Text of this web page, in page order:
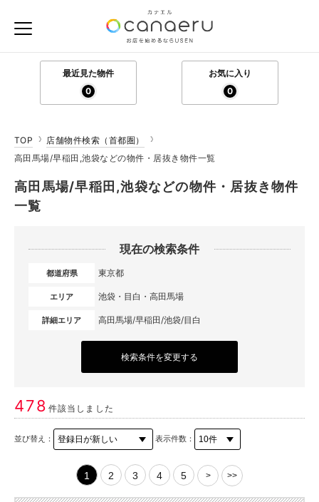
最近見た物件
0
お気に入り
0
TOP
店舗物件検索（首都圏）
高田馬場/早稲田,池袋などの物件・居抜き物件一覧
高田馬場/早稲田,池袋などの物件・居抜き物件
一覧
現在の検索条件
都道府県 東京都
エリア 池袋・目白・高田馬場
詳細エリア 高田馬場/早稲田/池袋/目白
検索条件を変更する
478 件該当しました
並び替え： 表示件数：
1 2 3 4 5 > >>